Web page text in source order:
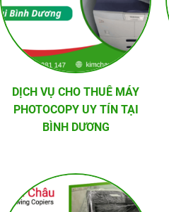
DỊCH VỤ CHO THUÊ MÁY
PHOTOCOPY UY TÍN TẠI
BÌNH DƯƠNG